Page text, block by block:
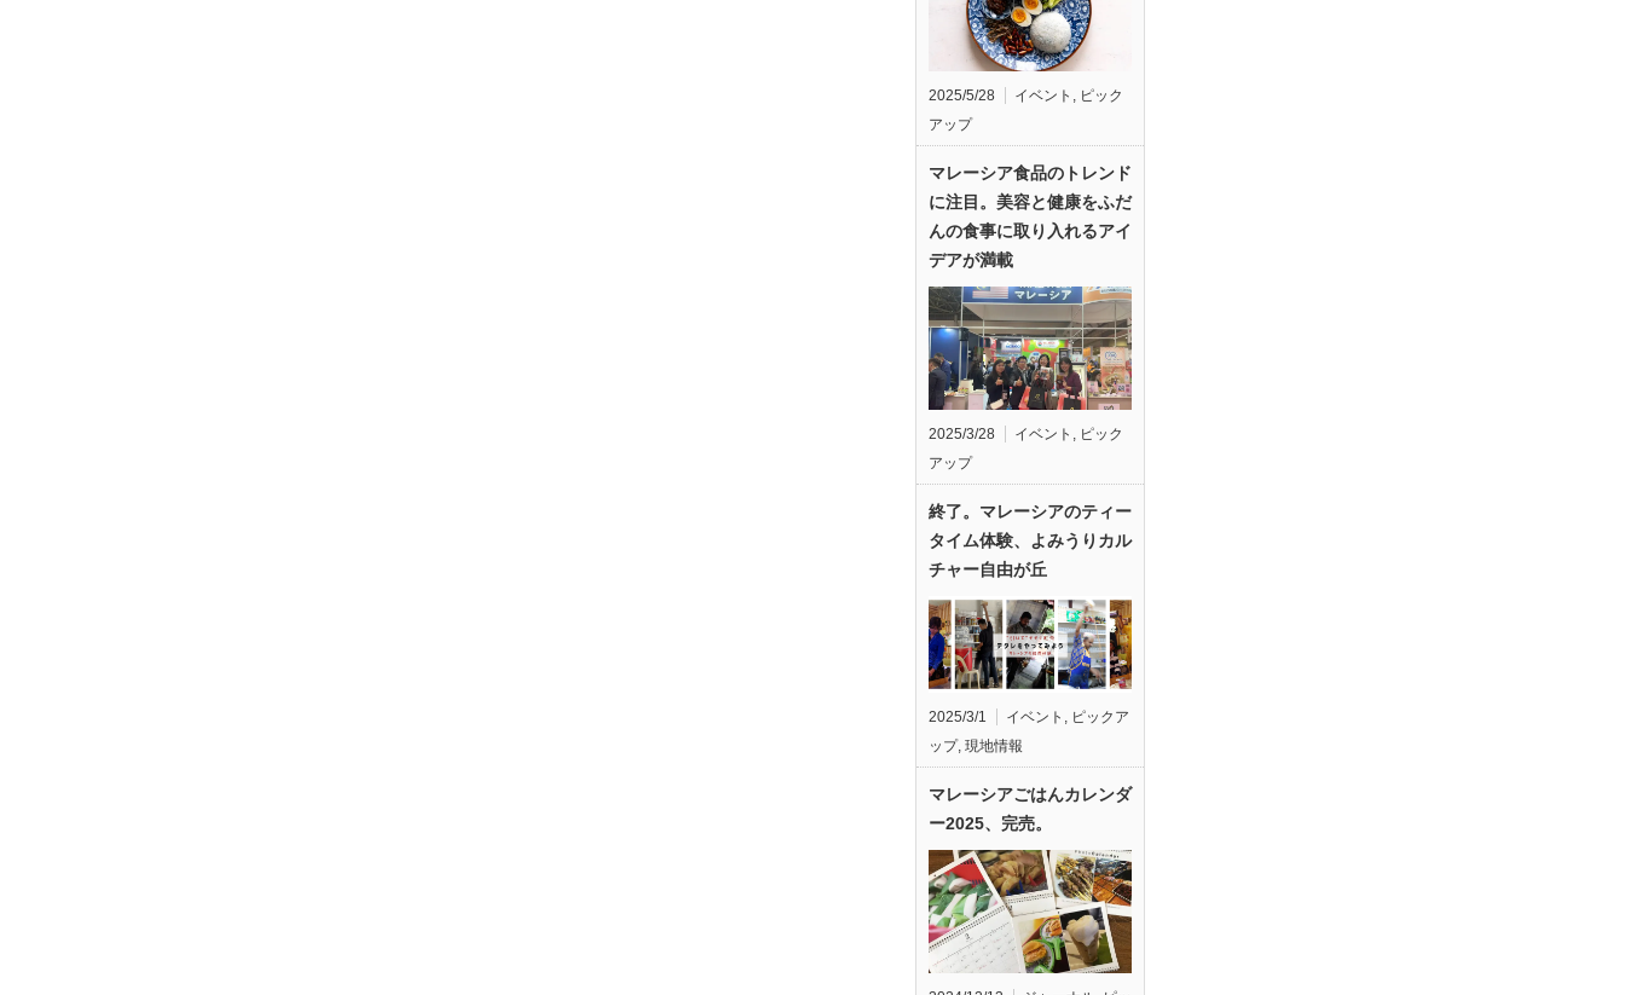
2025/5/28 イベント , ピック
アップ
マレーシア食品のトレンド
に注目。美容と健康をふだ
んの食事に取り入れるアイ
デアが満載
2025/3/28 イベント
ピック
アップ
終了。マレーシアのティー
タイム体験、よみうりカル
チャー自由が丘
2025/3/1 イベント , ピックア
ップ, 現地情報
マレーシアごはんカレンダ
ー2025、完売。